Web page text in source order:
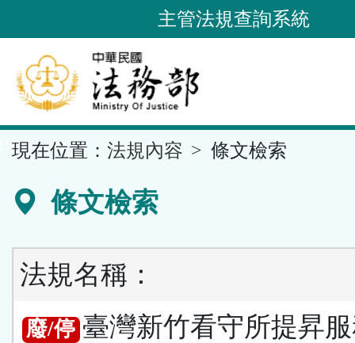
到
要
內
容
區
主管法規查詢系統
現在位置： 法規內容 條文檢索
條文檢索
法規名稱：
廢/停 臺灣新竹看守所提昇